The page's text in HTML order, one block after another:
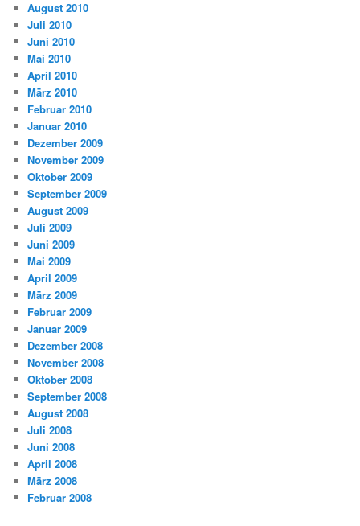
August 2010
Juli 2010
Juni 2010
Mai 2010
April 2010
März 2010
Februar 2010
Januar 2010
Dezember 2009
November 2009
Oktober 2009
September 2009
August 2009
Juli 2009
Juni 2009
Mai 2009
April 2009
März 2009
Februar 2009
Januar 2009
Dezember 2008
November 2008
Oktober 2008
September 2008
August 2008
Juli 2008
Juni 2008
April 2008
März 2008
Februar 2008